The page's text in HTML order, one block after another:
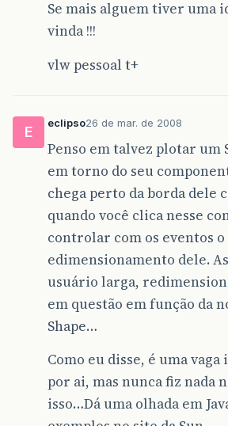
Se mais alguem tiver uma
vinda !!!
vlw pessoal t+
E
eclipso26 de mar. de 2008
Penso em talvez plotar um
em torno do seu
chega perto da borda dele
quando você clica nesse
controlar com os eventos o
edimensionamento dele.
usuário larga,
em questão em função da
Shape…
Como eu disse, é uma
por ai, mas nunca fiz nada
isso…Dá uma olhada em